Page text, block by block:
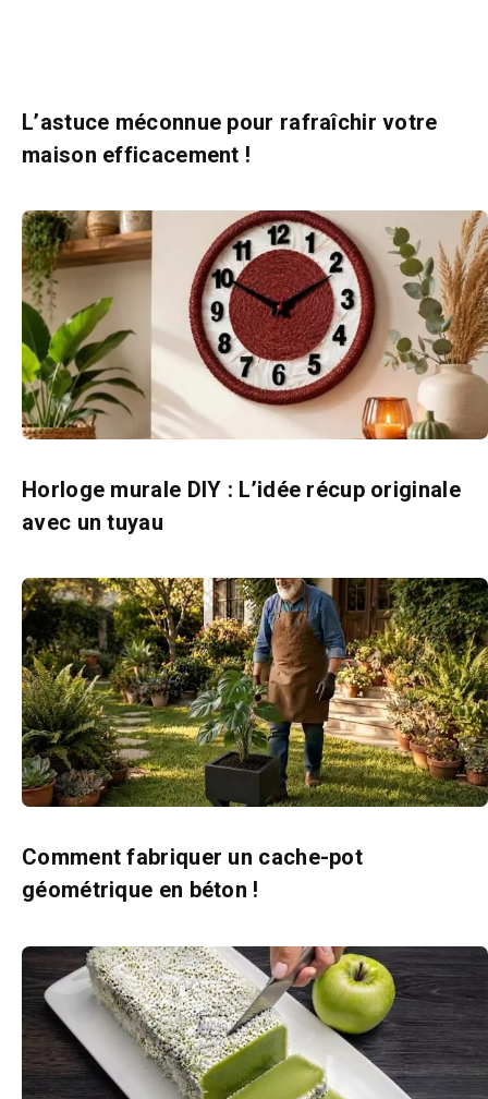
L’astuce méconnue pour rafraîchir votre
maison efficacement !
Horloge murale DIY : L’idée récup originale
avec un tuyau
Comment fabriquer un cache-pot
géométrique en béton !